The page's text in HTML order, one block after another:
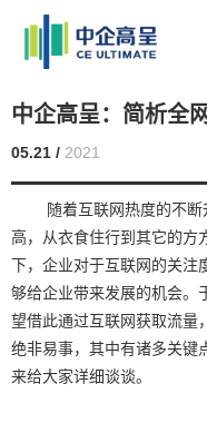
中企高呈：简析全
05.21 / 2021
随着互联网热度的不
高，从衣食住行到其它的方
下，企业对于互联网的关
够给企业带来发展的机会。
望借此通过互联网获取流量
绝非易事，其中有诸多关键
来给大家详细谈谈。